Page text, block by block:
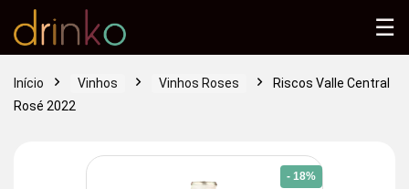
Início Vinhos Vinhos Roses
Riscos Valle Central
Rosé 2022
- 18%
☰